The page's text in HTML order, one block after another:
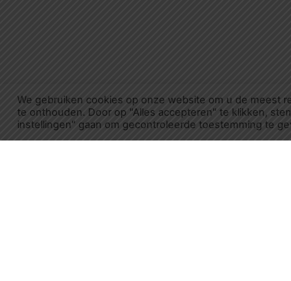
We gebruiken cookies op onze website om u de meest
te onthouden. Door op "Alles accepteren" te klikken,
instellingen" gaan om gecontroleerde toestemming te